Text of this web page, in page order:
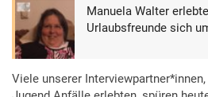
Manuela Walter
Urlaubsfreunde sich
Viele unserer